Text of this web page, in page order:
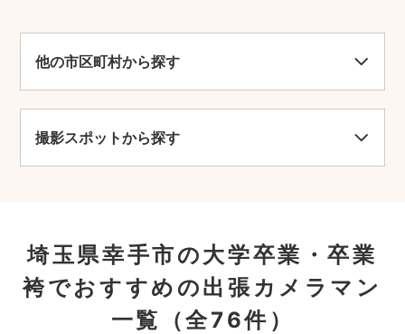
他の市区町村から探す
撮影スポットから探す
埼玉県幸手市の大学卒業・卒業
袴でおすすめの出張カメラマン
一覧
（全76件）